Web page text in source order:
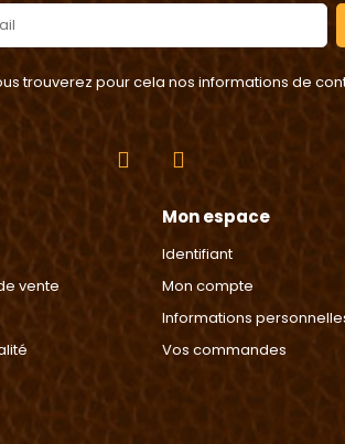
trouverez pour cela nos informations de
vente
Mon espace
Identifiant
Mon compte
Informations
Vos commandes